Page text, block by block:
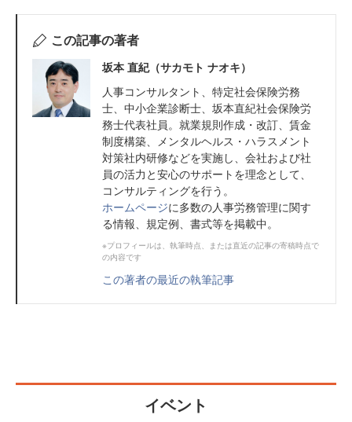
この記事の著者
坂本 直紀（サカモト ナオキ）
人事コンサルタント、特定社会保険労務
士、中小企業診断士、坂本直紀社会保険労
務士代表社員。就業規則作成・改訂、賃金
制度構築、メンタルヘルス・ハラスメント
対策社内研修などを実施し、会社および社
員の活力と安心のサポートを理念として、
コンサルティングを行う。
ホームページに多数の人事労務管理に関す
る情報、規定例、書式等を掲載中。
※プロフィールは、執筆時点、または直近の記事の寄稿時点で
の内容です
この著者の最近の執筆記事
イベント